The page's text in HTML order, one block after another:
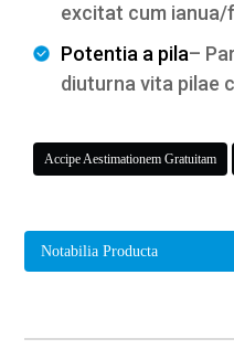
excitat cum
Potentia a pila–
diuturna vita pilae
Accipe Aestimationem Gratuitam
Notabilia Producta